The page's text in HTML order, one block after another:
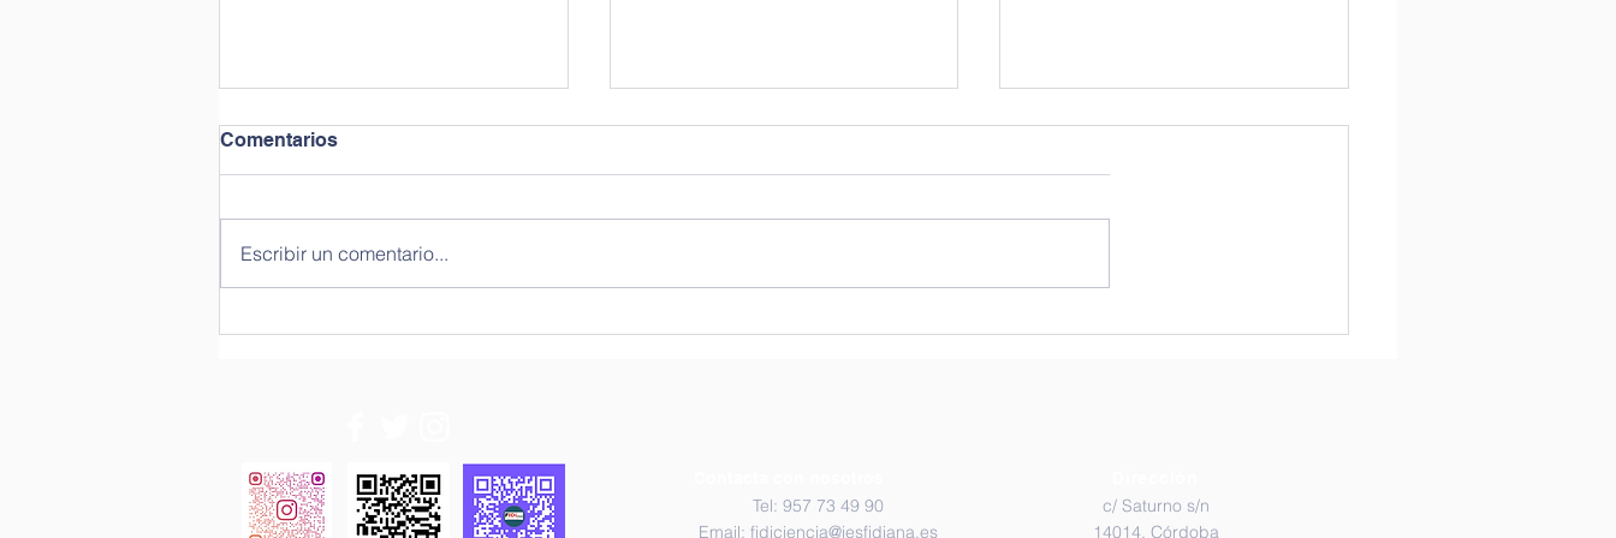
Comentarios
Escribir un comentario...
Tel: 957 73 49 90
Email: fidiciencia@iesfidiana.es
c/ Saturno s/n
14014, Córdoba